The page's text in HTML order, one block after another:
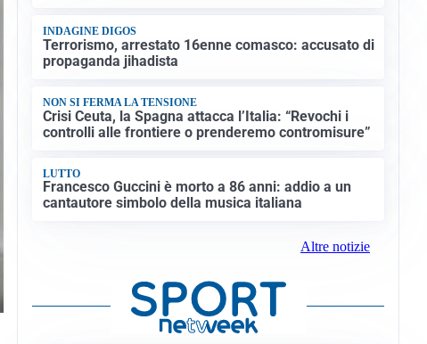
INDAGINE DIGOS
Terrorismo, arrestato 16enne comasco: accusato di
propaganda jihadista
NON SI FERMA LA TENSIONE
Crisi Ceuta, la Spagna attacca l’Italia: “Revochi i
controlli alle frontiere o prenderemo contromisure”
LUTTO
Francesco Guccini è morto a 86 anni: addio a un
cantautore simbolo della musica italiana
Altre notizie